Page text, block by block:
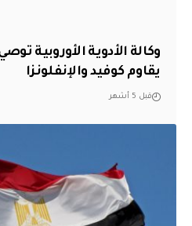
وكالة الأدوية الأوروبية
يقاوم كوفيد والإنفلونزا
قبل 5 أشهر